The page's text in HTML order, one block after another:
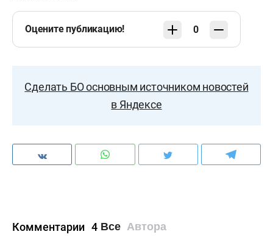
Оцените публикацию! 0
Сделать БО основным источником новостей
в Яндексе
Комментарии 4 Все Автора